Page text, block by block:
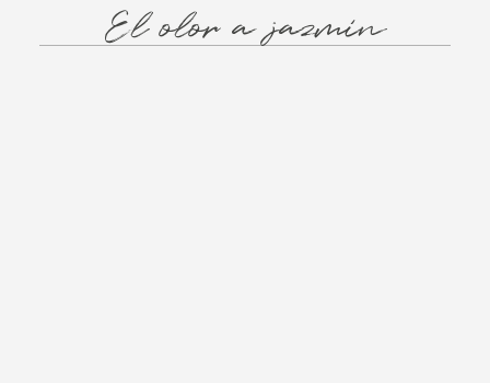
El olor a jazmín